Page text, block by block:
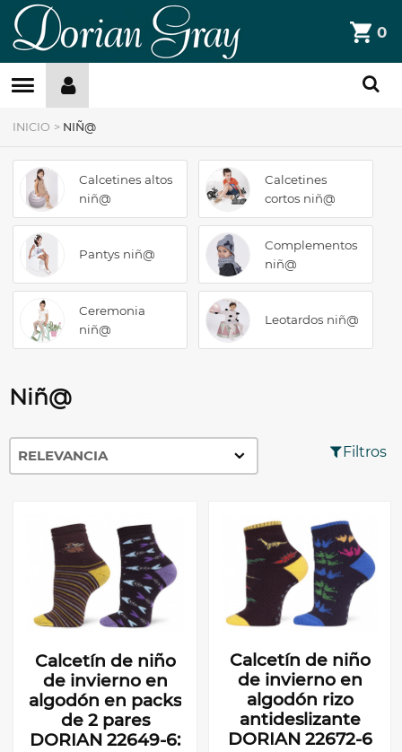
DorianGray
0
Filtros »
INICIO > NIÑ@
Calcetines altos
niñ@
Calcetines
cortos niñ@
Pantys niñ@
Complementos
niñ@
Ceremonia
niñ@
Leotardos niñ@
Niñ@
Filtros
Calcetín de niño
de invierno en
algodón en packs
de 2 pares
DORIAN 22649-6:
Calcetín de niño
de invierno en
algodón rizo
antideslizante
DORIAN 22672-6